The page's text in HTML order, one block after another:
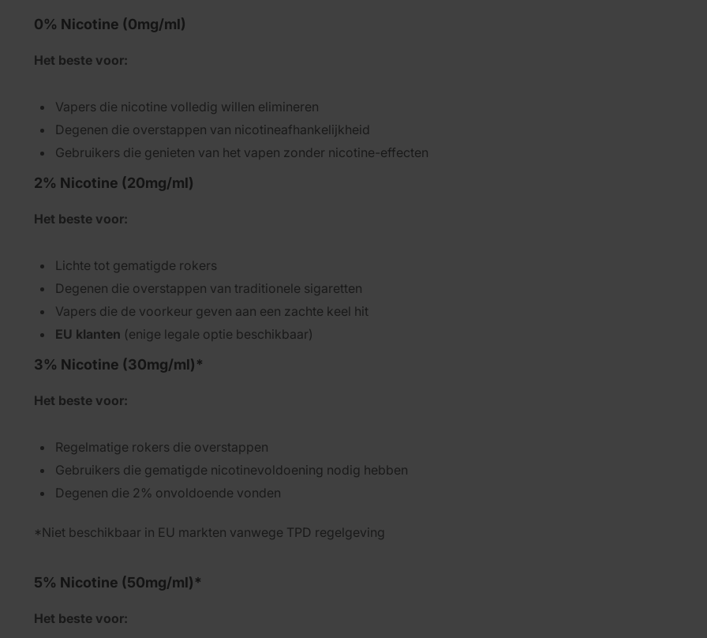
0% Nicotine (0mg/ml)
Het beste voor:
Vapers die nicotine volledig willen elimineren
Degenen die overstappen van nicotineafhankelijkheid
Gebruikers die genieten van het vapen zonder nicotine-effecten
2% Nicotine (20mg/ml)
Het beste voor:
Lichte tot gematigde rokers
Degenen die overstappen van traditionele sigaretten
Vapers die de voorkeur geven aan een zachte keel hit
EU klanten (enige legale optie beschikbaar)
3% Nicotine (30mg/ml)*
Het beste voor:
Regelmatige rokers die overstappen
Gebruikers die gematigde nicotinevoldoening nodig hebben
Degenen die 2% onvoldoende vonden
*Niet beschikbaar in EU markten vanwege TPD regelgeving
5% Nicotine (50mg/ml)*
Het beste voor: